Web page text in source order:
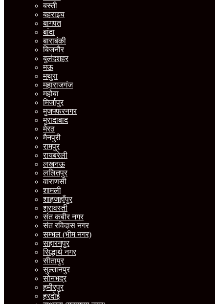
बस्ती
बहराइच
बागपत
बांदा
बाराबंकी
बिजनौर
बुलंदशहर
मऊ
मथुरा
महाराजगंज
महोबा
मिर्जापुर
मुजफ्फरनगर
मुरादाबाद
मेरठ
मैनपुरी
रामपुर
रायबरेली
लखनऊ
ललितपुर
वाराणसी
शामली
शाहजहाँपुर
श्रावस्ती
संत कबीर नगर
संत रविदास नगर
सम्भल (भीम नगर)
सहारनपुर
सिद्धार्थ नगर
सीतापुर
सुल्तानपुर
सोनभद्र
हमीरपुर
हरदोई